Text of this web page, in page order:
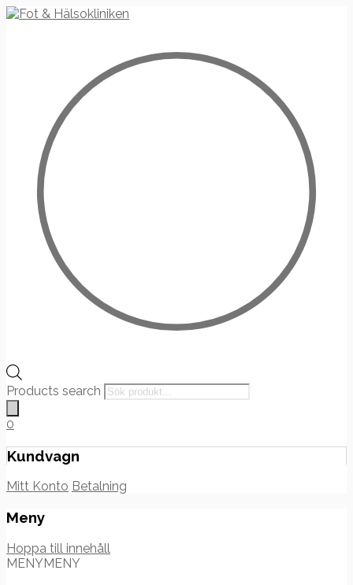
Products search
0
Kundvagn
Mitt Konto Betalning
Meny
Hoppa till innehåll
MENYMENY